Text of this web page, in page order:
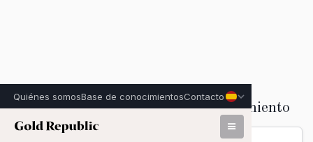
Quiénes somosBase de conocimientosContacto
Volver Precios, costos y almacenamiento